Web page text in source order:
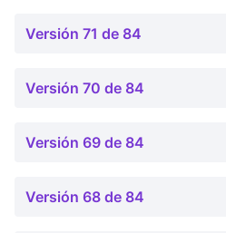
Versión 71 de 84
Versión 70 de 84
Versión 69 de 84
Versión 68 de 84